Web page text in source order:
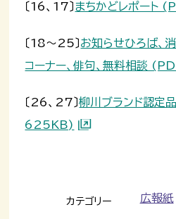
〔16、17〕 まちかどレポート
〔18～25〕 お知らせひろば、
コーナー、俳句、無料相談
〔26、27〕柳川ブランド認定
625KB)
カテゴリー 広報紙